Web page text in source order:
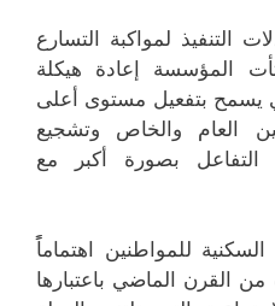
التنفيذ لمواكبة التسارع
المؤسسة إعادة هيكلة
يسمح بتفعيل مستوى أعلى
العام والخاص وتشجيع
التفاعل بصورة أكبر مع
للمواطنين اهتماماًً
من القرن الماضي باعتبارها